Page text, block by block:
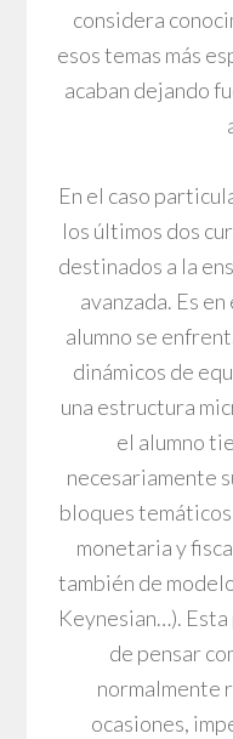
considera
esos temas más
acaban dejando
En el caso
los últimos dos
destinados a la
avanzada. Es
alumno se
dinámicos de
una estructura
el alumno
necesariamente
bloques
monetaria y
también de
Keynesian…).
de pensar
normalmente
ocasiones,